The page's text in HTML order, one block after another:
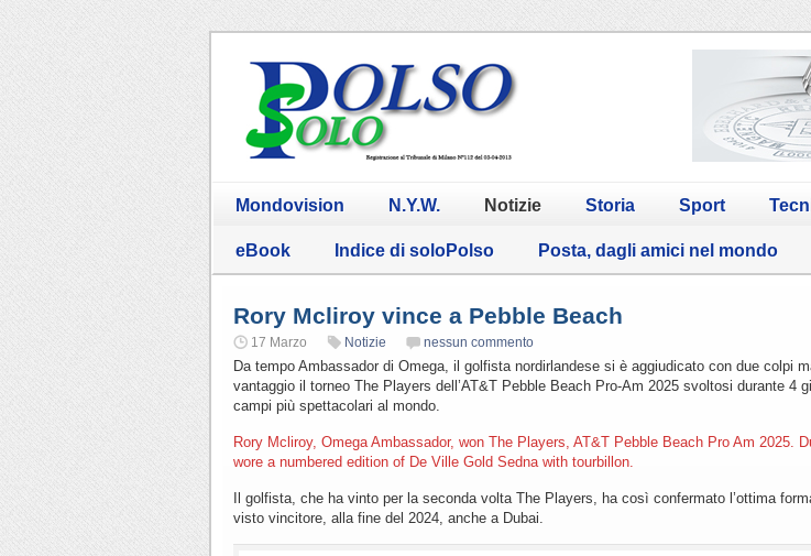
Mondovision N.Y.W. Notizie Storia Sport
eBook Indice di soloPolso Posta, dagli amici nel mondo
Rory Mcliroy vince a Pebble Beach
17 Marzo Notizie nessun commento
Da tempo Ambassador di Omega, il golfista nordirlandese si è aggiudicato con due colpi
vantaggio il torneo The Players dell’AT&T Pebble Beach Pro-Am 2025 svoltosi durante 4
campi più spettacolari al mondo.
Rory Mcliroy, Omega Ambassador, won The Players, AT&T Pebble Beach Pro Am 2025.
wore a numbered edition of De Ville Gold Sedna with tourbillon.
Il golfista, che ha vinto per la seconda volta The Players, ha così confermato l’ottima
visto vincitore, alla fine del 2024, anche a Dubai.